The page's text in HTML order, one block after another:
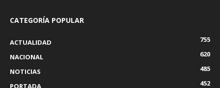
CATEGORÍA POPULAR
ACTUALIDAD
755
NACIONAL
620
NOTICIAS
485
PORTADA
452